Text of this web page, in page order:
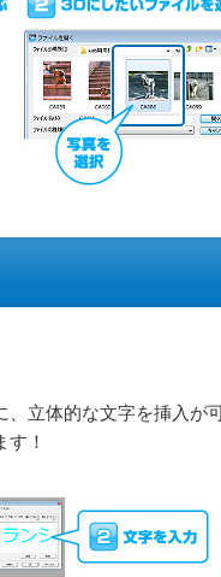
立体的な文字を挿入が
！